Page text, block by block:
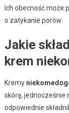
Ich obecność może
o zatykanie porów.
Jakie
krem
Kremy
skórę, jednocześnie
odpowiednie